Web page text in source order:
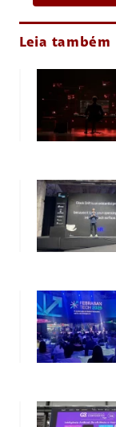
Leia também